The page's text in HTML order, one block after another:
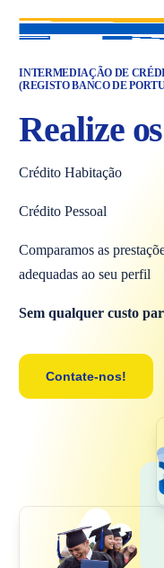
INTERMEDIAÇÃO DE
(REGISTO BANCO DE
Realize
Crédito Habitação
Crédito Pessoal
Comparamos as
adequadas ao seu perfil
Sem qualquer custo
Contate-nos!